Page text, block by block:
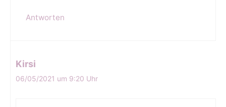
Antworten
Kirsi
06/05/2021 um 9:20 Uhr